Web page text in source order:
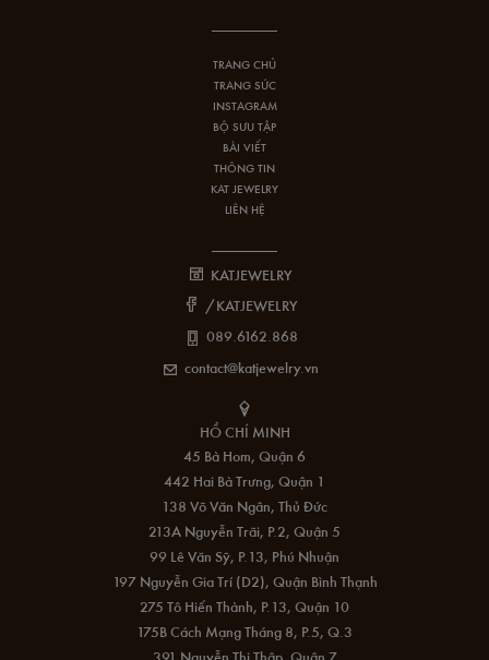
TRANG CHỦ
TRANG SỨC
INSTAGRAM
BỘ SƯU TẬP
BÀI VIẾT
THÔNG TIN
KAT JEWELRY
LIÊN HỆ
KATJEWELRY
/KATJEWELRY
089.6162.868
contact@katjewelry.vn
HỒ CHÍ MINH
45 Bà Hom, Quận 6
442 Hai Bà Trưng, Quận 1
138 Võ Văn Ngân, Thủ Đức
213A Nguyễn Trãi, P.2, Quận 5
99 Lê Văn Sỹ, P.13, Phú Nhuận
197 Nguyễn Gia Trí (D2), Quận Bình Thạnh
275 Tô Hiến Thành, P.13, Quận 10
175B Cách Mạng Tháng 8, P.5, Q.3